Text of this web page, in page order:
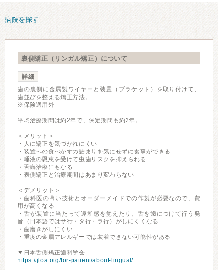
病院を探す
裏側矯正（リンガル矯正）について
詳細
歯の裏側に金属製ワイヤーと装置（ブラケット）を取り付けて、
歯並びを整える矯正方法。
※保険適用外
平均治療期間は約2年で、保定期間も約2年。
＜メリット＞
・人に矯正を気づかれにくい
・装置への食べかすの詰まりを気にせずに食事ができる
・唾液の恩恵を受けて虫歯リスクを抑えられる
・舌癖治療にもなる
・表側矯正と治療期間はあまり変わらない
＜デメリット＞
・歯科医の高い技術とオーダーメイドでの作製が必要なので、費
用が高くなる
・舌が装置に当たって違和感を覚えたり、舌を歯につけて行う発
音（日本語ではサ行・タ行・ラ行）がしにくくなる
・歯磨きがしにくい
・重度の金属アレルギーでは装着できない可能性がある
▼日本舌側矯正歯科学会
https://jloa.org/for-patient/about-lingual/